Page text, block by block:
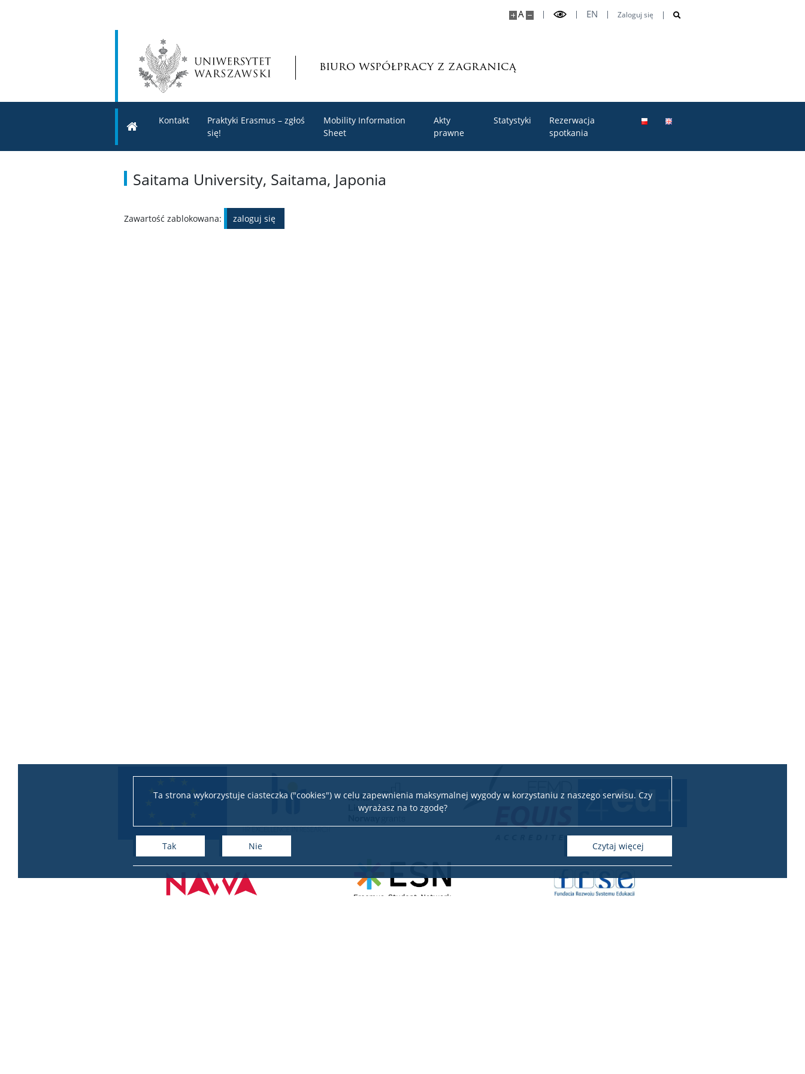
Ta strona wykorzystuje ciasteczka ("cookies") w celu zapewnienia maksymalnej wygody w korzystaniu z naszego serwisu. Czy
wyrażasz na to zgodę?
Tak Nie czytaj więcej
A EN Zaloguj się
biuro współpracy z zagranicą
Kontakt
Praktyki Erasmus – zgłoś
się!
Mobility Information
Sheet
Akty
prawne
Statystyki
Rezerwacja
spotkania
Saitama University, Saitama, Japonia
Zawartość zablokowana: zaloguj się